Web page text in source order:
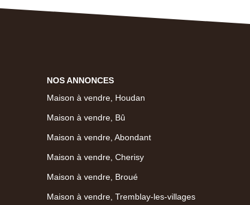
NOS ANNONCES
Maison à vendre, Houdan
Maison à vendre, Bû
Maison à vendre, Abondant
Maison à vendre, Cherisy
Maison à vendre, Broué
Maison à vendre, Tremblay-les-villages